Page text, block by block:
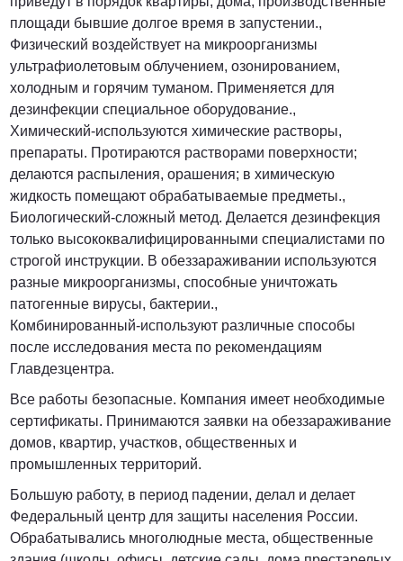
площади бывшие долгое время в запустении.,
Физический воздействует на микроорганизмы
ультрафиолетовым облучением, озонированием,
холодным и горячим туманом. Применяется для
дезинфекции специальное оборудование.,
Химический-используются химические растворы,
препараты. Протираются растворами поверхности;
делаются распыления, орашения; в химическую
жидкость помещают обрабатываемые предметы.,
Биологический-сложный метод. Делается дезинфекция
только высококвалифицированными специалистами по
строгой инструкции. В обеззараживании используются
разные микроорганизмы, способные уничтожать
патогенные вирусы, бактерии.,
Комбинированный-используют различные способы
после исследования места по рекомендациям
Главдезцентра.
Все работы безопасные. Компания имеет необходимые
сертификаты. Принимаются заявки на обеззараживание
домов, квартир, участков, общественных и
промышленных территорий.
Большую работу, в период падении, делал и делает
Федеральный центр для защиты населения России.
Обрабатывались многолюдные места, общественные